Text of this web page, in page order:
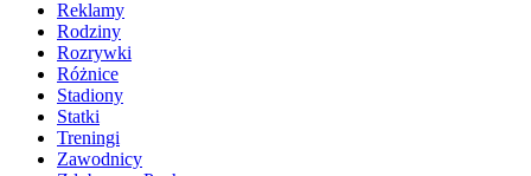
Reklamy
Rodziny
Rozrywki
Różnice
Stadiony
Statki
Treningi
Zawodnicy